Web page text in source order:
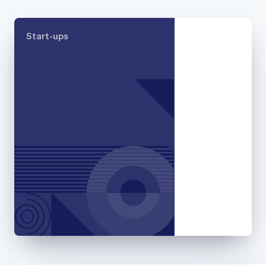
Start-ups
Griechenland
EnglishFrançais
Kroatien
EnglishItaliano
Lettland
Litauen